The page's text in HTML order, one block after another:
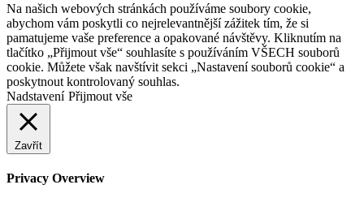
Na našich webových stránkách používáme soubory cookie,
abychom vám poskytli co nejrelevantnější zážitek tím, že si
pamatujeme vaše preference a opakované návštěvy. Kliknutím na
tlačítko „Přijmout vše“ souhlasíte s používáním VŠECH souborů
cookie. Můžete však navštívit sekci „Nastavení souborů cookie“ a
poskytnout kontrolovaný souhlas.
Nadstavení Přijmout vše
Zavřít
Privacy Overview